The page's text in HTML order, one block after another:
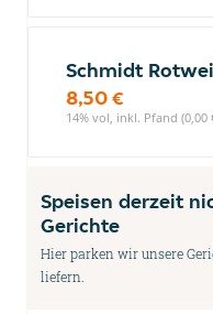
Schmidt
8,50 €
14% vol, inkl. Pfand (0,00
Speisen derzeit
Gerichte
Hier parken wir unsere
liefern.